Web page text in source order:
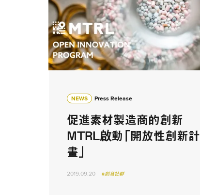
NEWS Press Release
促進素材製造商的創新
MTRL啟動「開放性創新計
畫」
2019.09.20 #創意社群